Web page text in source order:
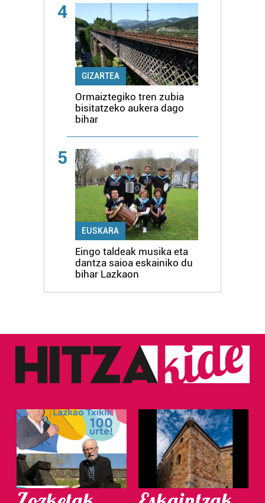
4
GIZARTEA
Ormaiztegiko tren zubia
bisitatzeko aukera dago
bihar
5
EUSKARA
Eingo taldeak musika eta
dantza saioa eskainiko du
bihar Lazkaon